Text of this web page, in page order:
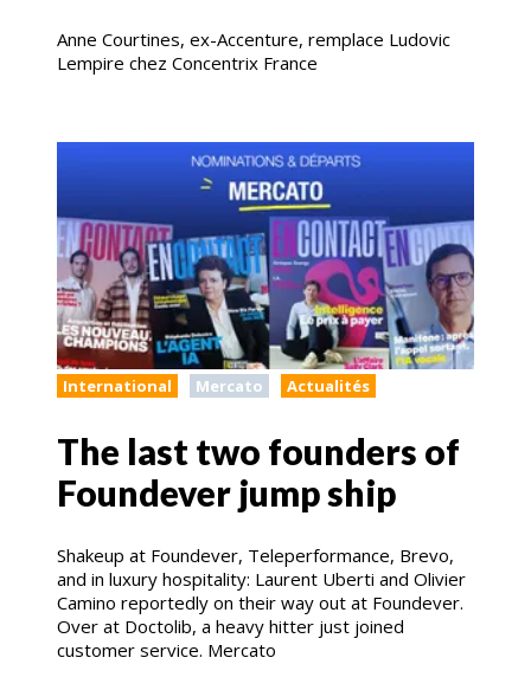
Anne Courtines, ex-Accenture, remplace Ludovic
Lempire chez Concentrix France
International Mercato Actualités
The last two founders of
Foundever jump ship
Shakeup at Foundever, Teleperformance, Brevo,
and in luxury hospitality: Laurent Uberti and Olivier
Camino reportedly on their way out at Foundever.
Over at Doctolib, a heavy hitter just joined
customer service. Mercato